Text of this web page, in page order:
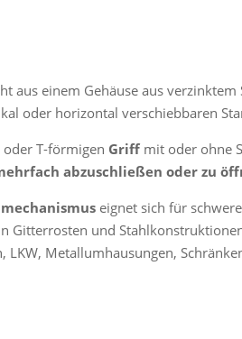
aus einem Gehäuse aus verzinktem
oder horizontal verschiebbaren
T-förmigen Griffmit oder ohne
abzuschließen oder zu
eignet sich für
Gitterrosten und
LKW, Metallumhausungen,